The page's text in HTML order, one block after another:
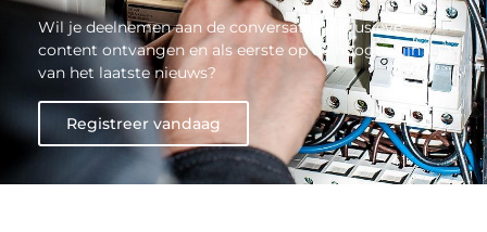
Wil je deelnemen aan de conversatie, exclusieve
content ontvangen en als eerste op de hoogte zijn
van het laatste nieuws?
Registreer vandaag